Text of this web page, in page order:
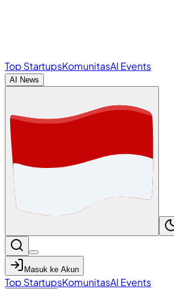
Top StartupsKomunitasAI Events
AI News
Masuk ke Akun
Top StartupsKomunitasAI Events